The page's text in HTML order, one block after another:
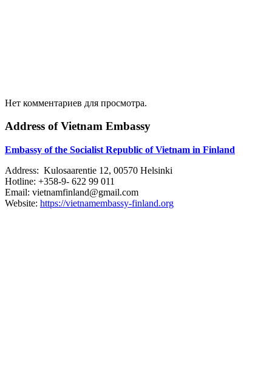
Нет комментариев для просмотра.
Address of Vietnam Embassy
Embassy of the Socialist Republic of Vietnam in Finland
Address: Kulosaarentie 12, 00570 Helsinki
Hotline: +358-9- 622 99 011​​
Email: vietnamfinland@gmail.com
Website: https://vietnamembassy-finland.org